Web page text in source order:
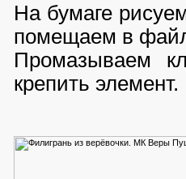
На бумаге
помещаем в
Промазываем
крепить элемент.